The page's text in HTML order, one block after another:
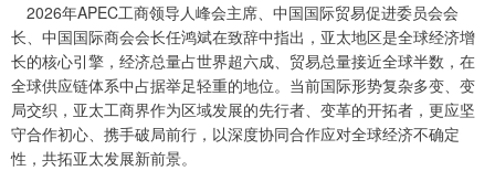
2026年APEC工商领导人峰会主席、中国国际贸易促进委员会会
长、中国国际商会会长任鸿斌在致辞中指出，亚太地区是全球经济增
长的核心引擎，经济总量占世界超六成、贸易总量接近全球半数，在
全球供应链体系中占据举足轻重的地位。当前国际形势复杂多变、变
局交织，亚太工商界作为区域发展的先行者、变革的开拓者，更应坚
守合作初心、携手破局前行，以深度协同合作应对全球经济不确定
性，共拓亚太发展新前景。